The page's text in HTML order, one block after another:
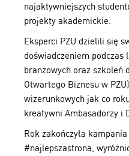
najaktywniejszych
projekty akademickie.
Eksperci PZU dzielili się
doświadczeniem podczas
branżowych oraz szkoleń
Otwartego Biznesu w
wizerunkowych jak co
kreatywni Ambasadorzy i
Rok zakończyła
#najlepszastrona,